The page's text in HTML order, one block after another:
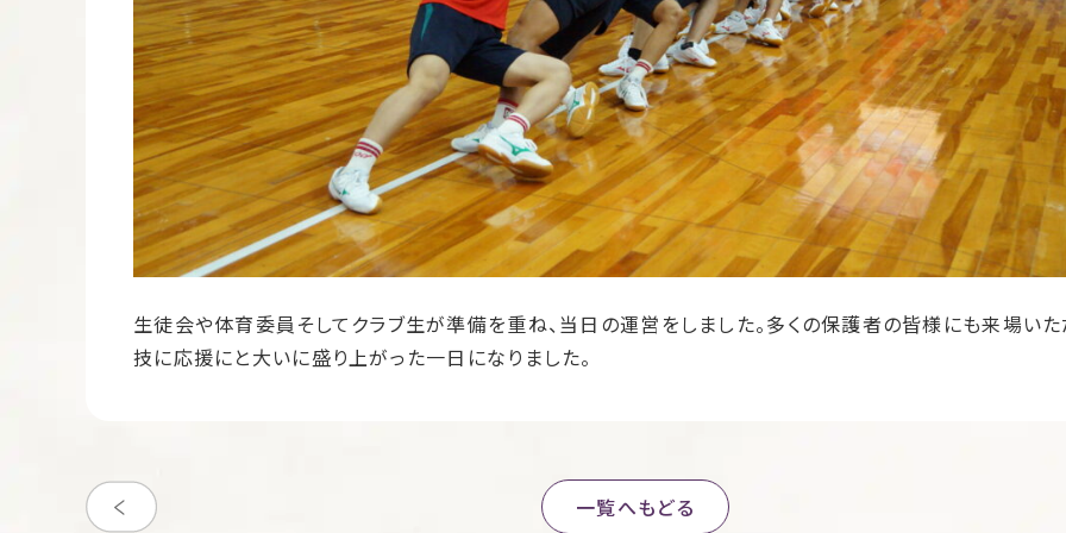
生徒会や体育委員そしてクラブ生が準備を重ね、当日の運営をしました。多くの保護者の皆様にも来場いた
技に応援にと大いに盛り上がった一日になりました。
一覧へもどる